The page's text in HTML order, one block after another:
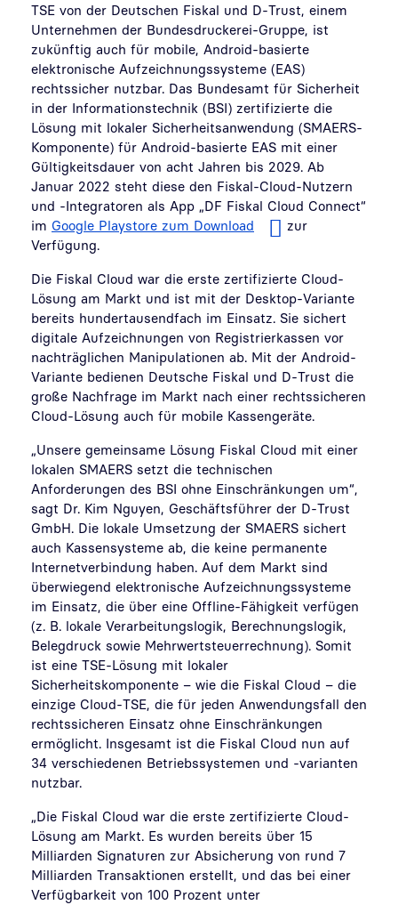
TSE von der Deutschen Fiskal und D-Trust, einem
Unternehmen der Bundesdruckerei-Gruppe, ist
zukünftig auch für mobile, Android-basierte
elektronische Aufzeichnungssysteme (EAS)
rechtssicher nutzbar. Das Bundesamt für Sicherheit
in der Informationstechnik (BSI) zertifizierte die
Lösung mit lokaler Sicherheitsanwendung (SMAERS-
Komponente) für Android-basierte EAS mit einer
Gültigkeitsdauer von acht Jahren bis 2029. Ab
Januar 2022 steht diese den Fiskal-Cloud-Nutzern
und -Integratoren als App „DF Fiskal Cloud Connect“
im Google Playstore zum Download
zur
Verfügung.
Die Fiskal Cloud war die erste zertifizierte Cloud-
Lösung am Markt und ist mit der Desktop-Variante
bereits hundertausendfach im Einsatz. Sie sichert
digitale Aufzeichnungen von Registrierkassen vor
nachträglichen Manipulationen ab. Mit der Android-
Variante bedienen Deutsche Fiskal und D-Trust die
große Nachfrage im Markt nach einer rechtssicheren
Cloud-Lösung auch für mobile Kassengeräte.
„Unsere gemeinsame Lösung Fiskal Cloud mit einer
lokalen SMAERS setzt die technischen
Anforderungen des BSI ohne Einschränkungen um“,
sagt Dr. Kim Nguyen, Geschäftsführer der D-Trust
GmbH. Die lokale Umsetzung der SMAERS sichert
auch Kassensysteme ab, die keine permanente
Internetverbindung haben. Auf dem Markt sind
überwiegend elektronische Aufzeichnungssysteme
im Einsatz, die über eine Offline-Fähigkeit verfügen
(z. B. lokale Verarbeitungslogik, Berechnungslogik,
Belegdruck sowie Mehrwertsteuerrechnung). Somit
ist eine TSE-Lösung mit lokaler
Sicherheitskomponente – wie die Fiskal Cloud – die
einzige Cloud-TSE, die für jeden Anwendungsfall den
rechtssicheren Einsatz ohne Einschränkungen
ermöglicht. Insgesamt ist die Fiskal Cloud nun auf
34 verschiedenen Betriebssystemen und -varianten
nutzbar.
„Die Fiskal Cloud war die erste zertifizierte Cloud-
Lösung am Markt. Es wurden bereits über 15
Milliarden Signaturen zur Absicherung von rund 7
Milliarden Transaktionen erstellt, und das bei einer
Verfügbarkeit von 100 Prozent unter